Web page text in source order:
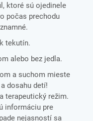
ktoré sú ojedinele
počas prechodu
tekutín.
alebo bez jedla.
a suchom mieste
dosahu detí!
terapeutický režim.
informáciu pre
nejasností sa